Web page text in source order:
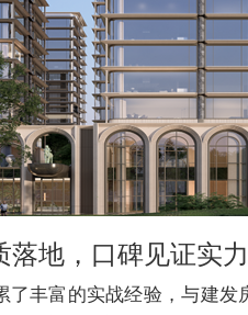
地，口碑见证实力
丰富的实战经验，与建